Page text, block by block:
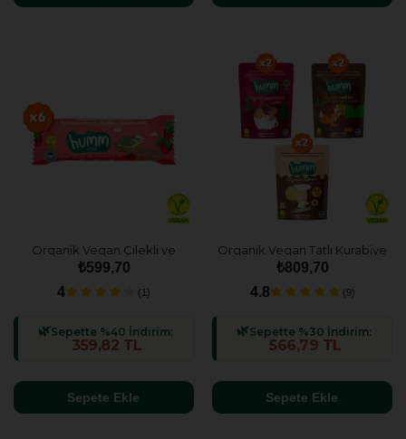
Organik Vegan Çilekli ve
Fındıklı Yulaf Bar - 6 adet
₺599,70
4
(1)
Sepette %40 İndirim:
359,82 TL
Sepete Ekle
Organik Vegan Tatlı Kurabiye
Atıştırmalık Paketi - 6 adet (3
çeşit)
₺809,70
4.8
(9)
Sepette %30 İndirim:
566,79 TL
Sepete Ekle